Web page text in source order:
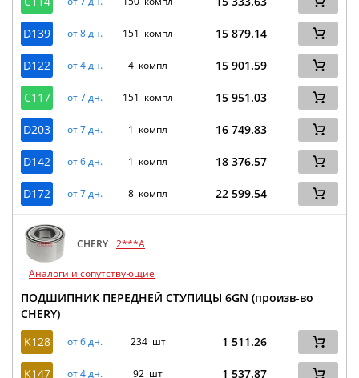
D139 от 8 дн. 151 компл 15 879.14
D122 от 4 дн. 4 компл 15 901.59
C117 от 7 дн. 151 компл 15 951.03
D203 от 7 дн. 1 компл 16 749.83
D142 от 6 дн. 1 компл 18 376.57
D172 от 7 дн. 8 компл 22 599.54
CHERY 2***A
Аналоги и сопутствующие
ПОДШИПНИК ПЕРЕДНЕЙ СТУПИЦЫ 6GN (произв-во
CHERY)
K128
от 6 дн. 234 шт 1 511.26
K147 от 4 дн. 92 шт 1 537.87